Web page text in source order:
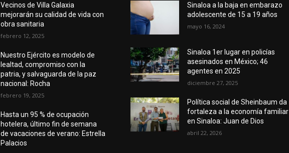
Vecinos de Villa Galaxia
mejorarán su calidad de vida con
obra sanitaria
febrero 12, 2025
Nuestro Ejército es modelo de
lealtad, compromiso con la
patria, y salvaguarda de la paz
nacional: Rocha
febrero 19, 2025
Hasta un 95 % de ocupación
hotelera, último fin de semana
de vacaciones de verano: Estrella
Palacios
Sinaloa a la baja en embarazo
adolescente de 15 a 19 años
mayo 16, 2024
Sinaloa 1er lugar en policías
asesinados en México; 46
agentes en 2025
diciembre 27, 2025
Política social de Sheinbaum da
fortaleza a la economía familiar
en Sinaloa: Juan de Dios
abril 22, 2026